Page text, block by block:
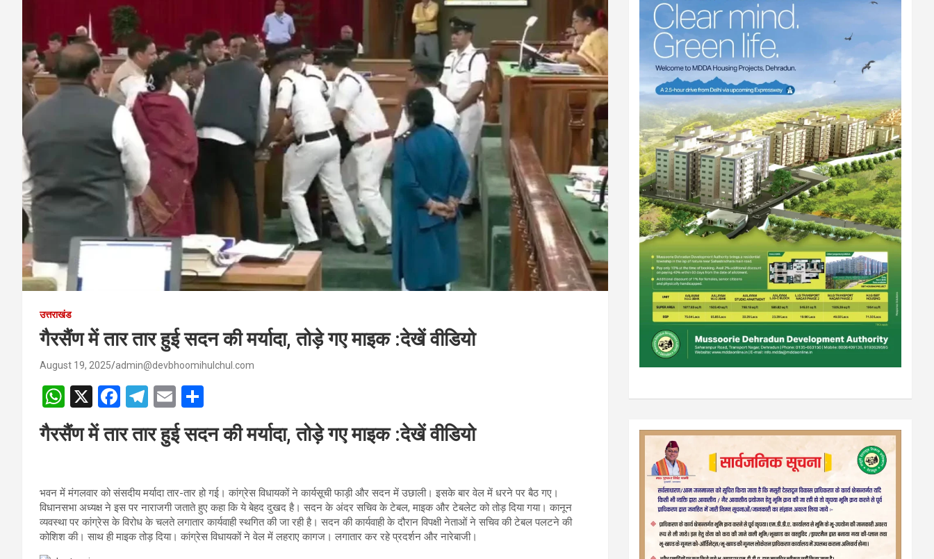
उत्तराखंड
गैरसैंण में तार तार हुई सदन की मर्यादा, तोड़े गए माइक :देखें वीडियो
August 19, 2025 admin@devbhoomihulchul.com
W
h
at
A
p
p
X
F
ce
o
o
k
T
e
a
m
E
m
ail ar
गैरसैंण में तार तार हुई सदन की मर्यादा, तोड़े गए माइक :देखें वीडियो
भवन में मंगलवार को संसदीय मर्यादा तार-तार हो गई। कांग्रेस विधायकों ने कार्यसूची फाड़ी और सदन में उछाली। इसके बार वेल में धरने पर बैठ गए।
विधानसभा अध्यक्ष ने इस पर नाराजगी जताते हुए कहा कि ये बेहद दुखद है। सदन के अंदर सचिव के टेबल, माइक और टेबलेट को तोड़ दिया गया। कानून
व्यवस्था पर कांग्रेस के विरोध के चलते लगातार कार्यवाही स्थगित की जा रही है। सदन की कार्यवाही के दौरान विपक्षी नेताओं ने सचिव की टेबल पलटने की
कोशिश की। साथ ही माइक तोड़ दिया। कांग्रेस विधायकों ने वेल में लहराए कागज। लगातार कर रहे प्रदर्शन और नारेबाजी।